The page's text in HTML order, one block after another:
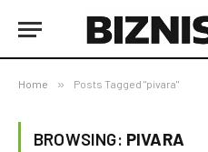
Home » Posts Tagged "pivara"
BROWSING: PIVARA